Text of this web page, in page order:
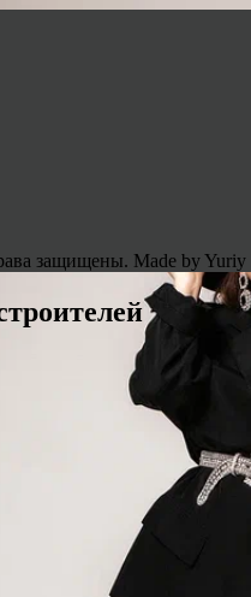
защищены. Made by Yuriy